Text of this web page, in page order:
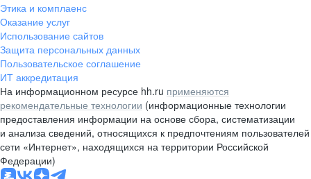
Этика и комплаенс
Оказание услуг
Использование сайтов
Защита персональных данных
Пользовательское соглашение
ИТ аккредитация
На информационном ресурсе hh.ru применяются
рекомендательные технологии (информационные технологии
предоставления информации на основе сбора, систематизации
и анализа сведений, относящихся к предпочтениям пользователей
сети «Интернет», находящихся на территории Российской
Федерации)